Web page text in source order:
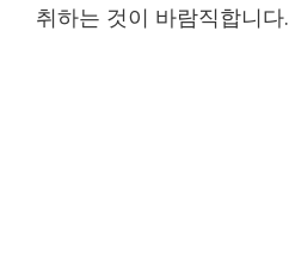
취하는 것이 바람직합니다.